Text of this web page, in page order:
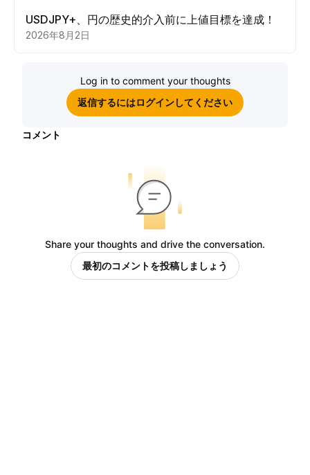
USDJPY+、円の歴史的介入前に上値目標を達成！
2026年8月2日
Log in to comment your thoughts
返信するにはログインしてください
コメント
Share your thoughts and drive the conversation.
最初のコメントを投稿しましょう